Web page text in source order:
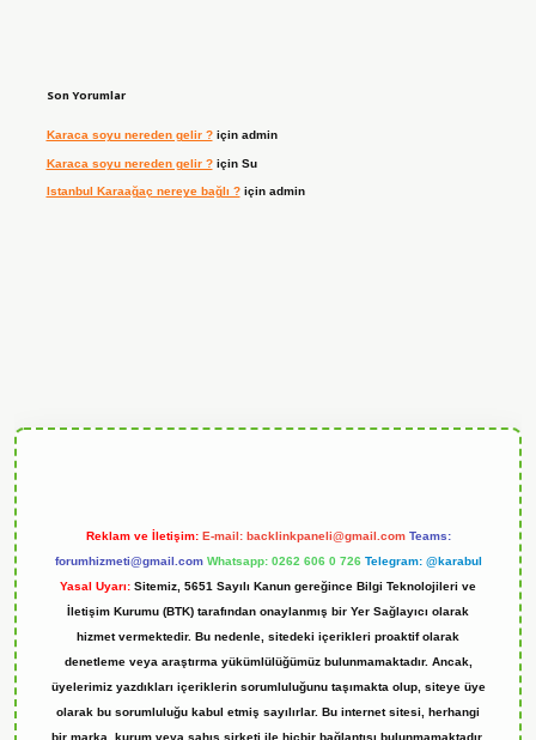
Son Yorumlar
Karaca soyu nereden gelir ?için admin
Karaca soyu nereden gelir ?için Su
Istanbul Karaağaç nereye bağlı ?için admin
Reklam ve İletişim: E-mail: backlinkpaneli@gmail.com Teams:
forumhizmeti@gmail.com Whatsapp: 0262 606 0 726 Telegram: @karabul
Yasal Uyarı: Sitemiz, 5651 Sayılı Kanun gereğince Bilgi Teknolojileri ve
İletişim Kurumu (BTK) tarafından onaylanmış bir Yer Sağlayıcı olarak
hizmet vermektedir. Bu nedenle, sitedeki içerikleri proaktif olarak
denetleme veya araştırma yükümlülüğümüz bulunmamaktadır. Ancak,
üyelerimiz yazdıkları içeriklerin sorumluluğunu taşımakta olup, siteye üye
olarak bu sorumluluğu kabul etmiş sayılırlar. Bu internet sitesi, herhangi
bir marka, kurum veya şahıs şirketi ile hiçbir bağlantısı bulunmamaktadır.